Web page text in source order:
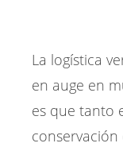
La logística
en auge en
es que tanto